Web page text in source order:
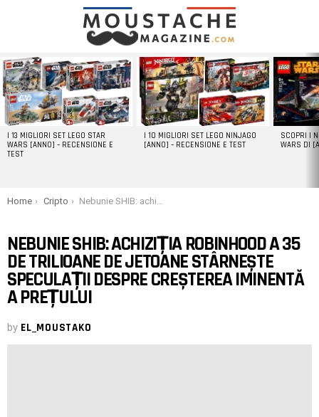
LATEST
STORIES
I 13 MIGLIORI SET LEGO STAR
WARS [ANNO] – RECENSIONE E
TEST
I 10 MIGLIORI SET LEGO NINJAGO
[ANNO] – RECENSIONE E TEST
SCOPRI I
WARS DI
You are here:
Home Cripto Nebunie SHIB: achiziția Robinhood a 35 de trilioane de jetoane stârnește speculații despre creșterea iminentă a prețului
NEBUNIE SHIB: ACHIZIȚIA ROBINHOOD A 35
DE TRILIOANE DE JETOANE STÂRNEȘTE
SPECULAȚII DESPRE CREȘTEREA IMINENTĂ
A PREȚULUI
by EL_MOUSTAKO